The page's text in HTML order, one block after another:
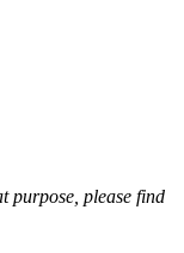
purpose, please find